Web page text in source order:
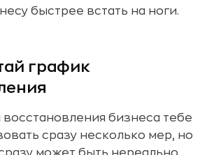
быстрее встать на ноги.
график
бизнеса тебе
сразу несколько мер, но